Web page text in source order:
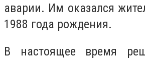
аварии. Им оказался
1988 года рождения.
В настоящее время